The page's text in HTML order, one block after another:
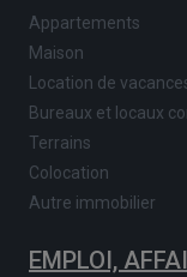
Appartements
Maison
Location de
Bureaux et locaux
Terrains
Colocation
Autre immobilier
EMPLOI,